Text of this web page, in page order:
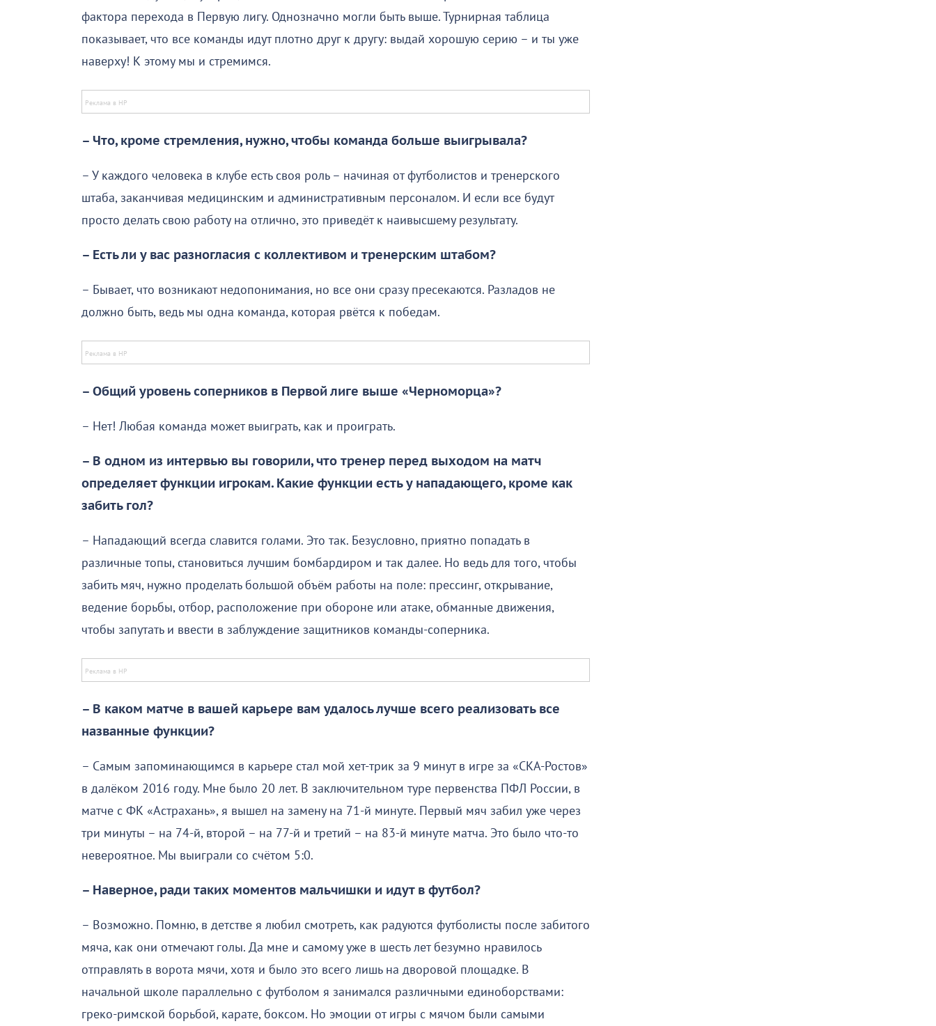
фактора перехода в Первую лигу. Однозначно могли быть выше. Турнирная таблица
показывает, что все команды идут плотно друг к другу: выдай хорошую серию – и ты уже
наверху! К этому мы и стремимся.
– Что, кроме стремления, нужно, чтобы команда больше выигрывала?
– У каждого человека в клубе есть своя роль – начиная от футболистов и тренерского
штаба, заканчивая медицинским и административным персоналом. И если все будут
просто делать свою работу на отлично, это приведёт к наивысшему результату.
– Есть ли у вас разногласия с коллективом и тренерским штабом?
– Бывает, что возникают недопонимания, но все они сразу пресекаются. Разладов не
должно быть, ведь мы одна команда, которая рвётся к победам.
– Общий уровень соперников в Первой лиге выше «Черноморца»?
– Нет! Любая команда может выиграть, как и проиграть.
– В одном из интервью вы говорили, что тренер перед выходом на матч
определяет функции игрокам. Какие функции есть у нападающего, кроме как
забить гол?
– Нападающий всегда славится голами. Это так. Безусловно, приятно попадать в
различные топы, становиться лучшим бомбардиром и так далее. Но ведь для того, чтобы
забить мяч, нужно проделать большой объём работы на поле: прессинг, открывание,
ведение борьбы, отбор, расположение при обороне или атаке, обманные движения,
чтобы запутать и ввести в заблуждение защитников команды-соперника.
– В каком матче в вашей карьере вам удалось лучше всего реализовать все
названные функции?
– Самым запоминающимся в карьере стал мой хет-трик за 9 минут в игре за «СКА-Ростов»
в далёком 2016 году. Мне было 20 лет. В заключительном туре первенства ПФЛ России, в
матче с ФК «Астрахань», я вышел на замену на 71-й минуте. Первый мяч забил уже через
три минуты – на 74-й, второй – на 77-й и третий – на 83-й минуте матча. Это было что-то
невероятное. Мы выиграли со счётом 5:0.
– Наверное, ради таких моментов мальчишки и идут в футбол?
– Возможно. Помню, в детстве я любил смотреть, как радуются футболисты после забитого
мяча, как они отмечают голы. Да мне и самому уже в шесть лет безумно нравилось
отправлять в ворота мячи, хотя и было это всего лишь на дворовой площадке. В
начальной школе параллельно с футболом я занимался различными единоборствами:
греко-римской борьбой, карате, боксом. Но эмоции от игры с мячом были самыми